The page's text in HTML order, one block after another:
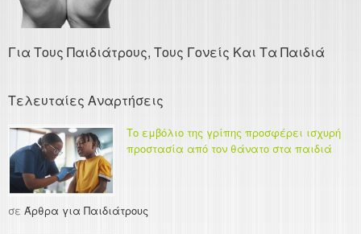
Για Τους Παιδιάτρους, Τους Γονείς Και Τα Παιδιά
Τελευταίες Αναρτήσεις
Το εμβόλιο της γρίπης προσφέρει ισχυρή
προστασία από τον θάνατο στα παιδιά
σε Άρθρα για Παιδιάτρους